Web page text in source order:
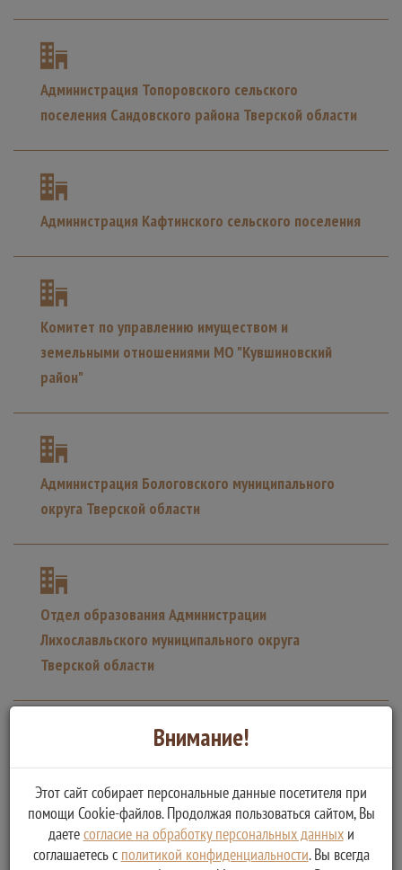
Администрация Топоровского сельского
поселения Сандовского района Тверской области
Администрация Кафтинского сельского поселения
Комитет по управлению имуществом и
земельными отношениями МО "Кувшиновский
район"
Администрация Бологовского муниципального
округа Тверской области
Отдел образования Администрации
Лихославльского муниципального округа
Тверской области
Администрация Фировского района Тверской
области
Внимание!
Этот сайт собирает персональные данные посетителя при
помощи Cookie-файлов. Продолжая пользоваться сайтом, Вы
даетесогласие на обработку персональных данныхи
соглашаетесь с политикой конфиденциальности. Вы всегда